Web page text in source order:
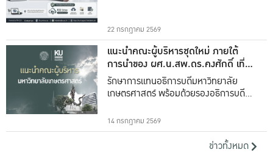
22 กรกฎาคม 2569
แนะนำคณะผู้บริหารชุดใหม่ ภายใต้
การนำของ ผศ.น.สพ.ดร.คงศักดิ์ เที่ยง
ธรรม
รักษาการแทนอธิการบดีมหาวิทยาลัย
เกษตรศาสตร์ พร้อมด้วยรองอธิการบดีทั้ง
14 กรกฎาคม 2569
ข่าวทั้งหมด